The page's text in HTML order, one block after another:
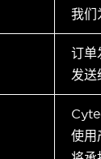
我们
订单
发送
使用